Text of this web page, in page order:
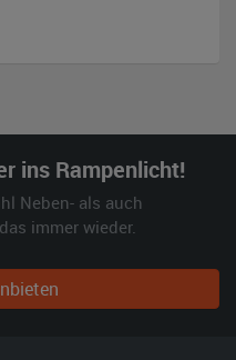
ins Rampenlicht!
Neben- als auch
immer wieder.